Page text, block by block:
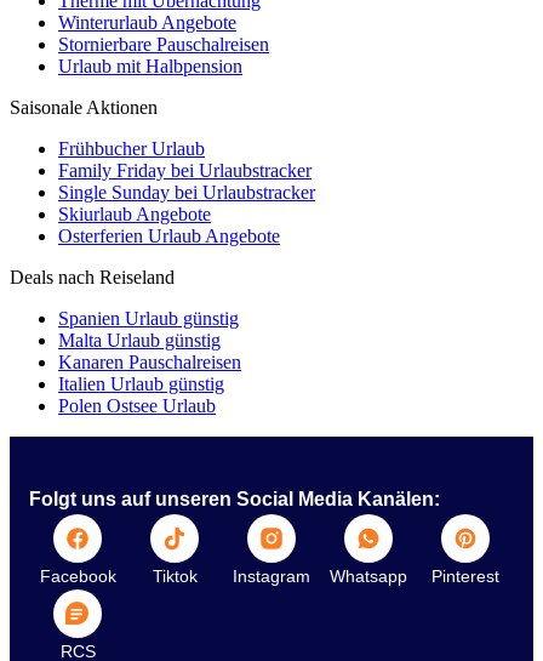
Winterurlaub Angebote
Stornierbare Pauschalreisen
Urlaub mit Halbpension
Saisonale Aktionen
Frühbucher Urlaub
Family Friday bei Urlaubstracker
Single Sunday bei Urlaubstracker
Skiurlaub Angebote
Osterferien Urlaub Angebote
Deals nach Reiseland
Spanien Urlaub günstig
Malta Urlaub günstig
Kanaren Pauschalreisen
Italien Urlaub günstig
Polen Ostsee Urlaub